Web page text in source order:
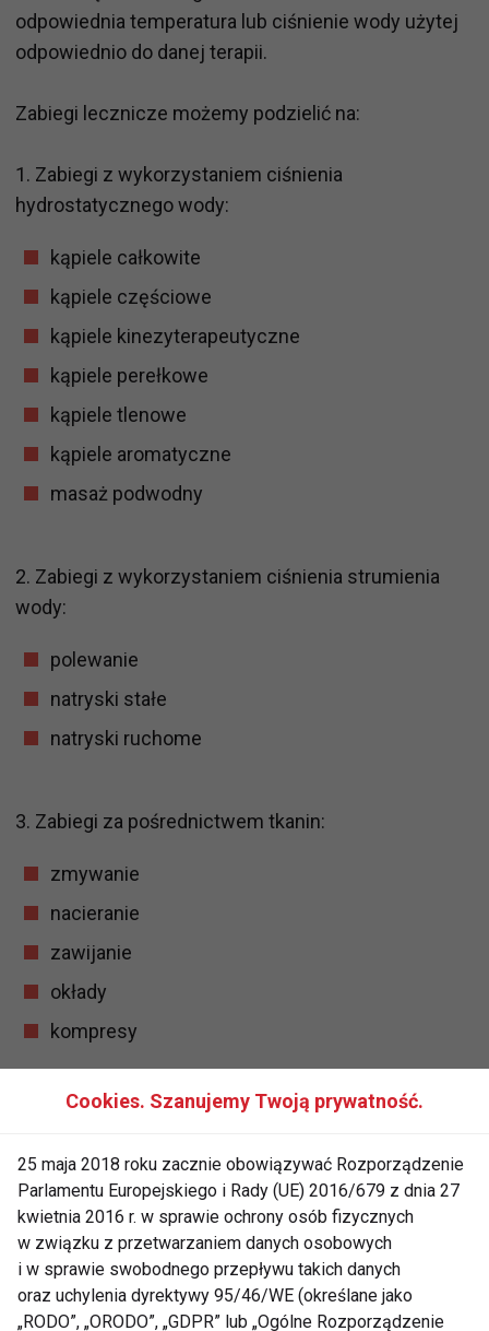
odpowiednia temperatura lub ciśnienie wody użytej
odpowiednio do danej terapii.
Zabiegi lecznicze możemy podzielić na:
1. Zabiegi z wykorzystaniem ciśnienia
hydrostatycznego wody:
kąpiele całkowite
kąpiele częściowe
kąpiele kinezyterapeutyczne
kąpiele perełkowe
kąpiele tlenowe
kąpiele aromatyczne
masaż podwodny
2. Zabiegi z wykorzystaniem ciśnienia strumienia
wody:
polewanie
natryski stałe
natryski ruchome
3. Zabiegi za pośrednictwem tkanin:
zmywanie
nacieranie
zawijanie
okłady
kompresy
Już od czasu starożytnych Greków ludzie doceniali
sadzawkach i źródłach z ciepłą wodą. Nowsze
studia nad hydroterapią potwierdzają powszechne
mniemanie - że pozwala ona na złagodzenie bólu
spowodowanego przez naderwania ścięgien,
zwichnięcia, nadmierne forsowanie mięśni i
Cookies. Szanujemy Twoją prywatność.
25 maja 2018 roku zacznie obowiązywać Rozporządzenie
Parlamentu Europejskiego i Rady (UE) 2016/679 z dnia 27
kwietnia 2016 r. w sprawie ochrony osób fizycznych
w związku z przetwarzaniem danych osobowych
i w sprawie swobodnego przepływu takich danych
oraz uchylenia dyrektywy 95/46/WE (określane jako
„RODO”, „ORODO”, „GDPR” lub „Ogólne Rozporządzenie